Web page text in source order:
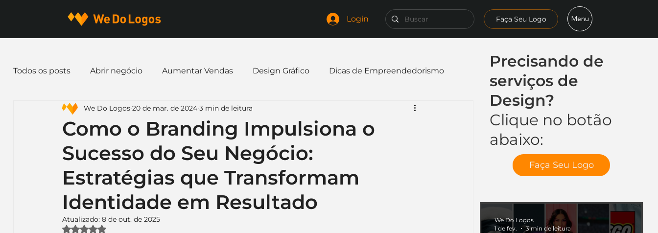
Login Faça Seu Logo Menu
Precisando de
serviços de
Design?
Clique no botão
abaixo:
Faça Seu Logo
We Do Logos
1 de fev.
3 min de leitura
Todos os posts Abrir negócio Aumentar Vendas Design Gráfico Dicas de Empreendedorismo
Dicas de Marketing Email marketing Expandir negócio
Identidade Visual Marca Nome para Empresa Logo Redes Sociais
Mascotes
Inteligência Artificial
Como o Branding Impulsiona o
Sucesso do Seu Negócio:
Estratégias que Transformam
Identidade em Resultado
We Do Logos 20 de mar. de 2024 3 min de leitura
Atualizado: 8 de out. de 2025
Avaliado com NaN de 5 estrelas.